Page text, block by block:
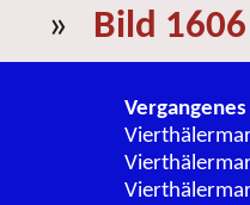
» Bild 1606
Vergangenes